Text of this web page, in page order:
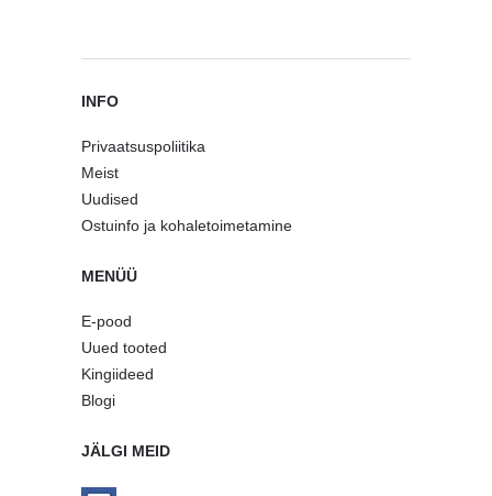
INFO
Privaatsuspoliitika
Meist
Uudised
Ostuinfo ja kohaletoimetamine
MENÜÜ
E-pood
Uued tooted
Kingiideed
Blogi
JÄLGI MEID